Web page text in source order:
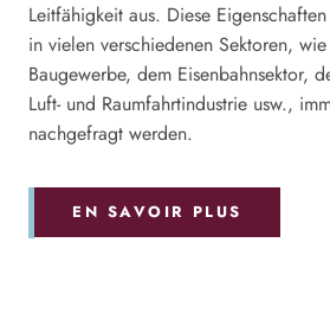
Leitfähigkeit aus. Diese
in vielen verschiedenen Sektoren,
Baugewerbe, dem Eisenbahnsektor,
Luft- und Raumfahrtindustrie usw.,
nachgefragt werden.
EN SAVOIR PLUS